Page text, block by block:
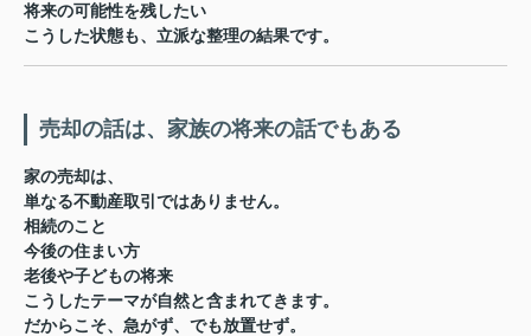
将来の可能性を残したい
こうした状態も、立派な整理の結果です。
売却の話は、家族の将来の話でもある
家の売却は、
単なる不動産取引ではありません。
相続のこと
今後の住まい方
老後や子どもの将来
こうしたテーマが自然と含まれてきます。
だからこそ、急がず、でも放置せず。